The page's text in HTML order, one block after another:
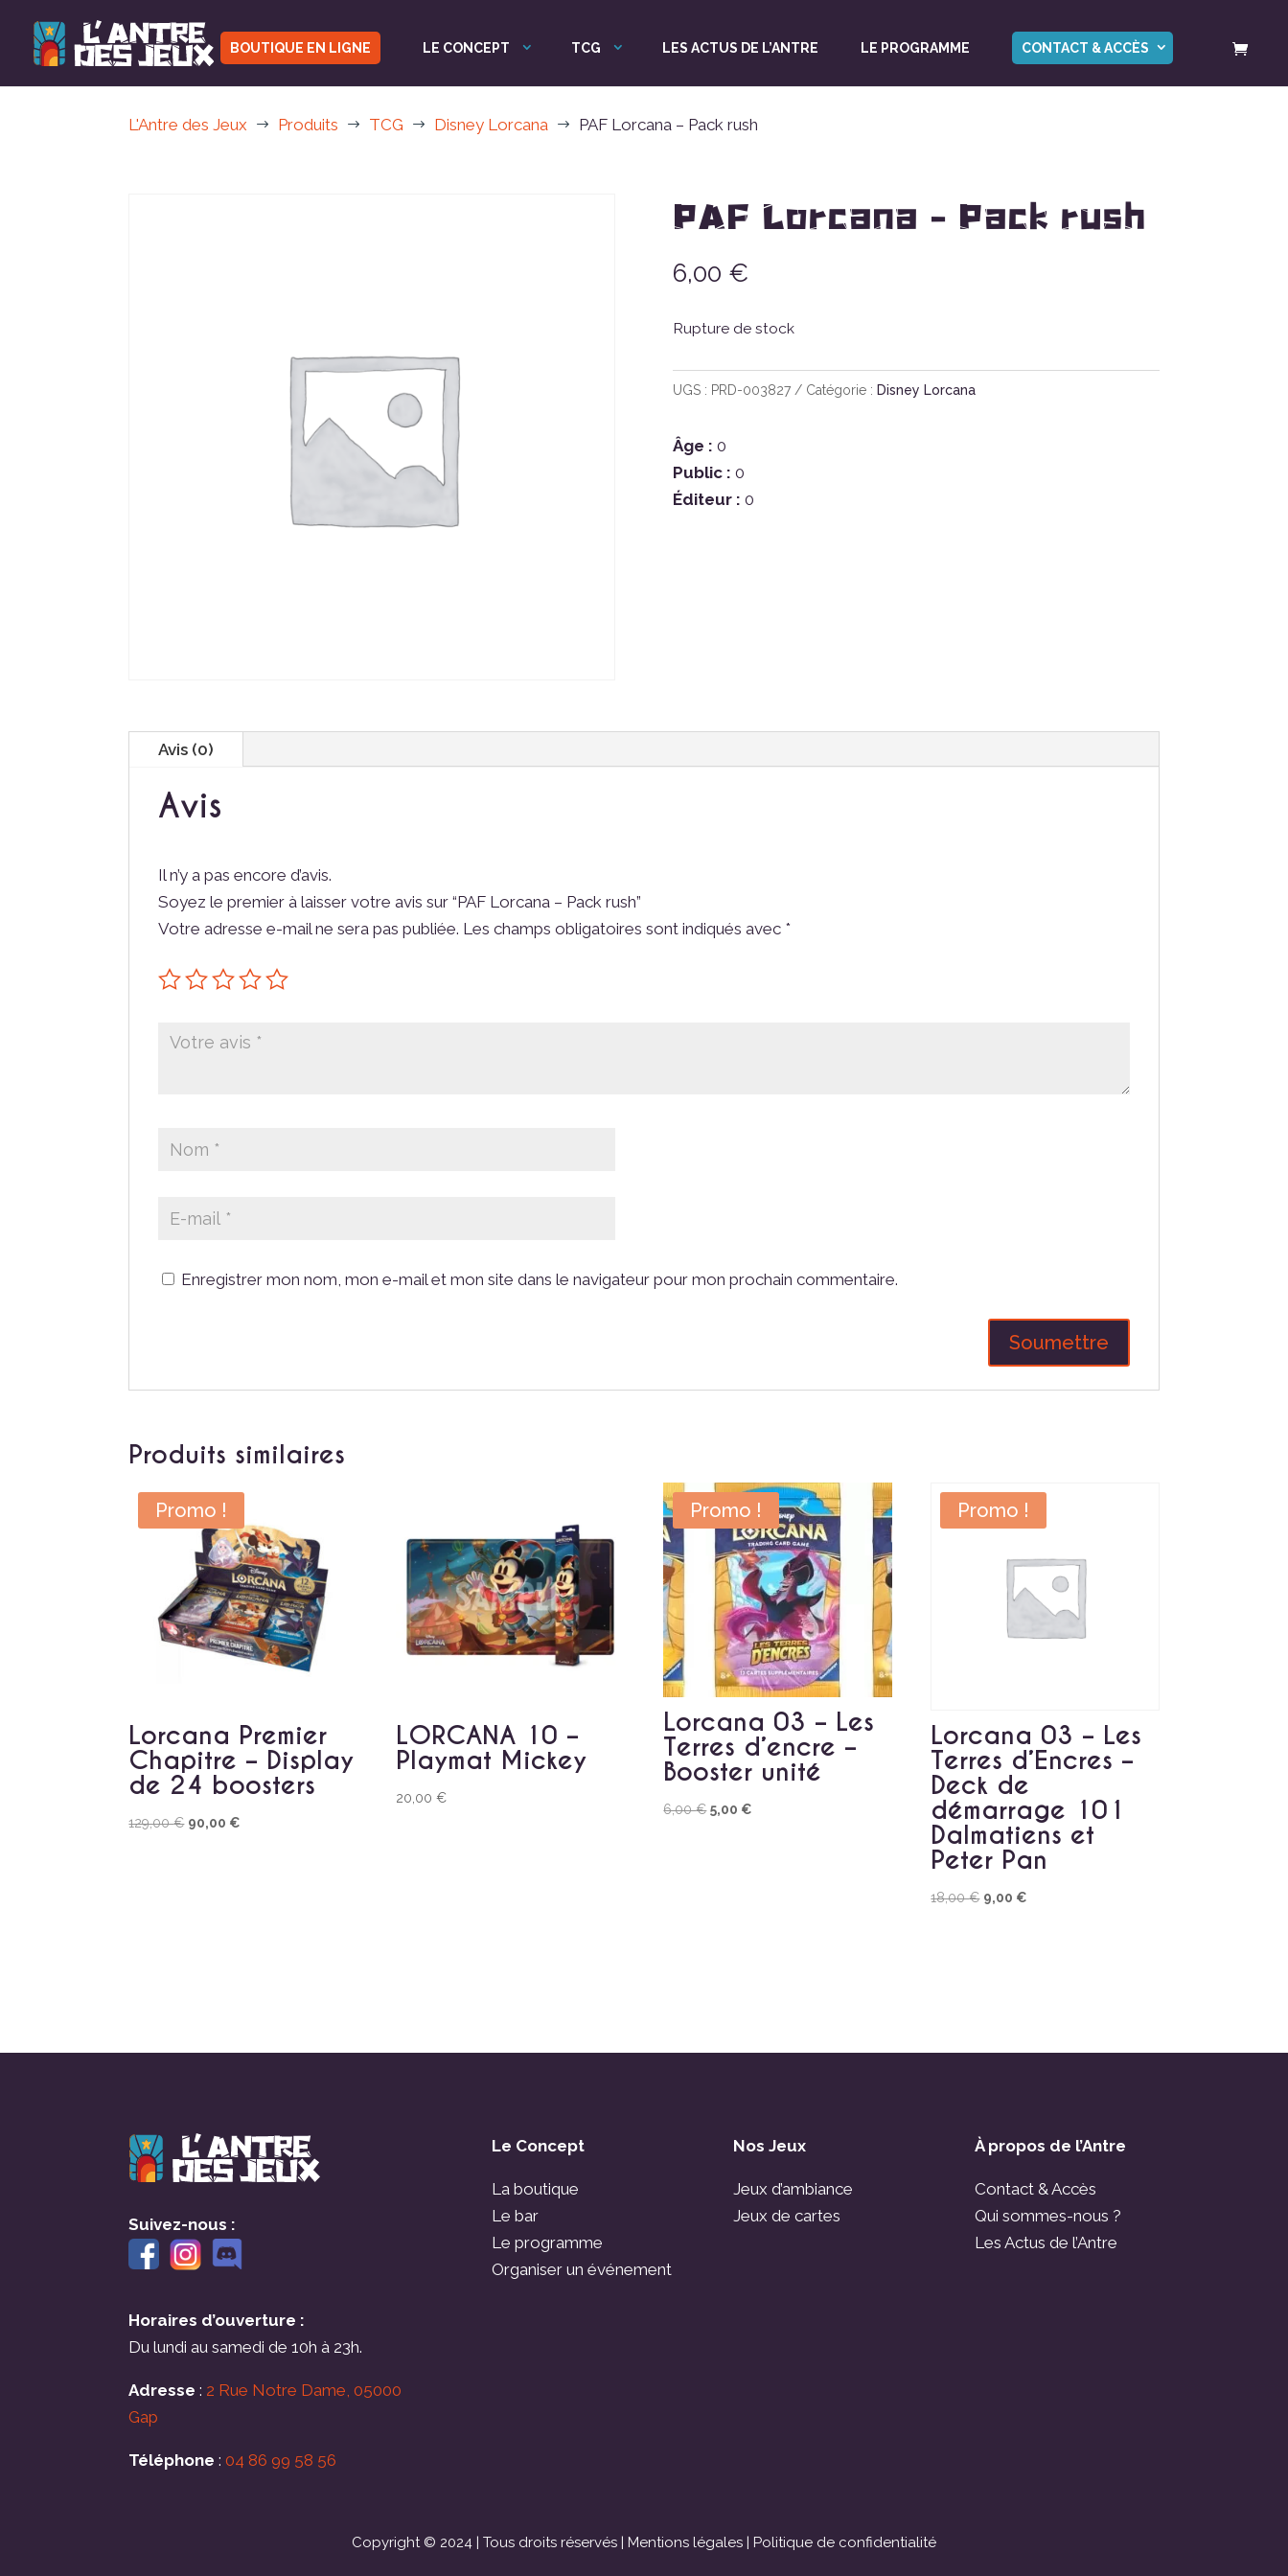
BOUTIQUE EN LIGNE LE CONCEPT TCG LES ACTUS DE L’ANTRE LE PROGRAMME CONTACT & ACCÈS
L'Antre des Jeux $ Produits $ TCG $ Disney Lorcana $ PAF Lorcana – Pack rush
PAF Lorcana – Pack rush
6,00 €
Rupture de stock
UGS : PRD-003827 Catégorie : Disney Lorcana
Âge : 0
Public : 0
Éditeur : 0
Avis (0)
Avis
Il n’y a pas encore d’avis.
Soyez le premier à laisser votre avis sur “PAF Lorcana – Pack rush”
Votre adresse e-mail ne sera pas publiée. Les champs obligatoires sont indiqués avec *
Enregistrer mon nom, mon e-mail et mon site dans le navigateur pour mon prochain commentaire.
Produits similaires
Promo !
Lorcana Premier
Chapitre – Display
de 24 boosters
129,00€ Le
90,00 €
LORCANA 10 –
Playmat Mickey
20,00€
Promo !
Lorcana 03 – Les
Terres d’encre –
Booster unité
6,00€ Le
5,00 €
Promo !
Lorcana 03 – Les
Terres d’Encres –
Deck de
démarrage 101
Dalmatiens et
Peter Pan
18,00€ Le
9,00 €
Suivez-nous :
Horaires d’ouverture :
Du lundi au samedi de 10h à 23h.
Adresse : 2 Rue Notre Dame, 05000
Gap
Téléphone : 04 86 99 58 56
Le Concept
La boutique
Le bar
Le programme
Organiser un événement
Nos Jeux
Jeux d’ambiance
Jeux de cartes
À propos de l’Antre
Contact & Accès
Qui sommes-nous ?
Les Actus de l’Antre
Copyright © 2024 | Tous droits réservés | Mentions légales | Politique de confidentialité